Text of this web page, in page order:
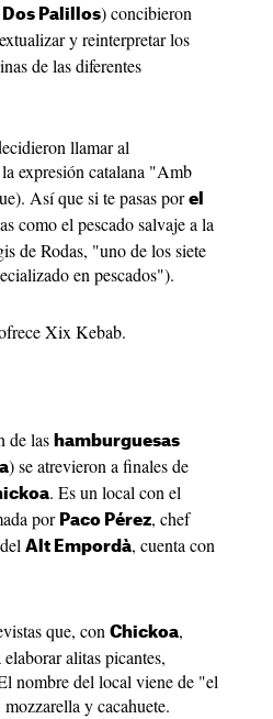
Dos Palillos) concibieron
y reinterpretar los
de las diferentes
llamar al
expresión catalana "Amb
Así que si te pasas porel
como el pescado salvaje a la
de Rodas, "uno de los siete
en pescados").
Xix Kebab.
de las hamburguesas
) se atrevieron a finales de
. Es un local con el
por Paco Pérez, chef
Alt Empordà, cuenta con
que, con Chickoa,
alitas picantes,
nombre del local viene de "el
y cacahuete.